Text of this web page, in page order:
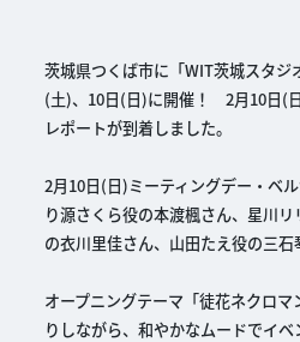
茨城県つくば市に「WIT茨城スタ
(土)、10日(日)に開催！ 2月10日(
レポートが到着しました。
2月10日(日)ミーティングデー・ベ
り源さくら役の本渡楓さん、星川
の衣川里佳さん、山田たえ役の三
オープニングテーマ「徒花ネクロ
りしながら、和やかなムードでイ